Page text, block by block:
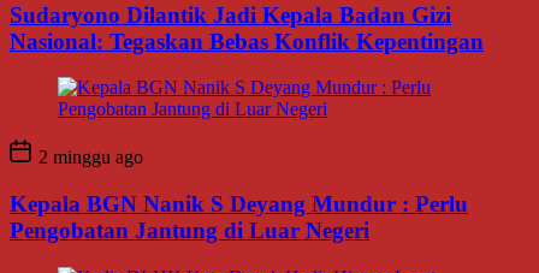
Sudaryono Dilantik Jadi Kepala Badan Gizi
Nasional: Tegaskan Bebas Konflik Kepentingan
2 minggu ago
Kepala BGN Nanik S Deyang Mundur : Perlu
Pengobatan Jantung di Luar Negeri